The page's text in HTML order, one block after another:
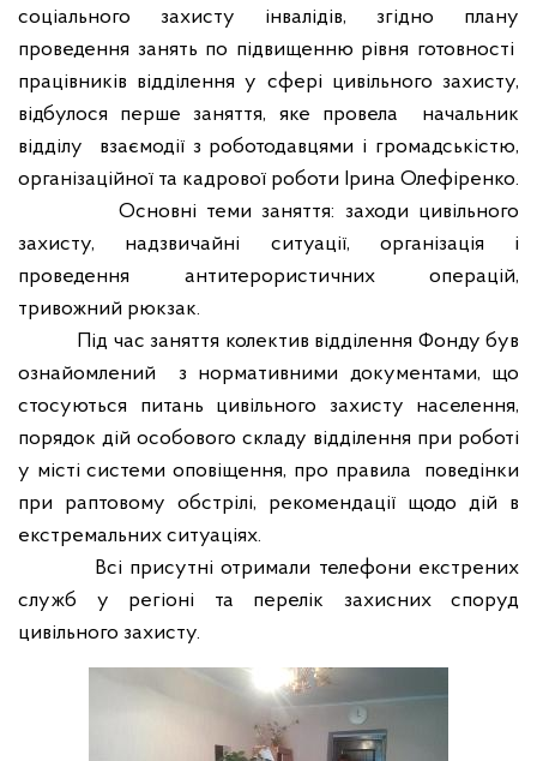
соціального захисту інвалідів, згідно плану
проведення занять по підвищенню рівня готовності
працівників відділення у сфері цивільного захисту,
відбулося перше заняття, яке провела
начальник
відділу
взаємодії з роботодавцями і громадськістю,
організаційної та кадрової роботи Ірина Олефіренко.
Основні теми заняття: заходи цивільного
захисту, надзвичайні ситуації, організація і
проведення антитерористичних операцій,
тривожний рюкзак.
Під час заняття колектив відділення Фонду був
ознайомлений
з нормативними документами, що
стосуються питань цивільного захисту населення,
порядок дій особового складу відділення при роботі
у місті системи оповіщення, про правила
поведінки
при раптовому обстрілі, рекомендації щодо дій в
екстремальних ситуаціях.
Всі присутні отримали телефони екстрених
служб у регіоні та перелік захисних споруд
цивільного захисту.